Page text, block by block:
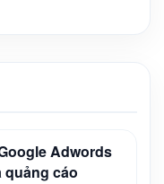
Adwords
quảng cáo